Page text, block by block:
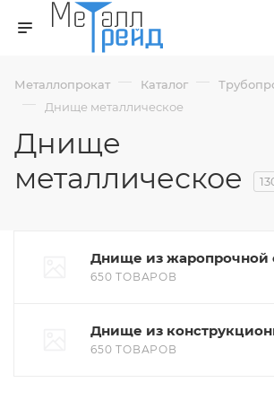
Металлопрокат — Каталог —
— Днище металлическое
Днище
металлическое
Днище из жаропрочной
650 ТОВАРОВ
Днище из
650 ТОВАРОВ